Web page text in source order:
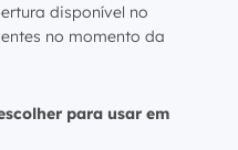
disponível no
no momento da
para usar em